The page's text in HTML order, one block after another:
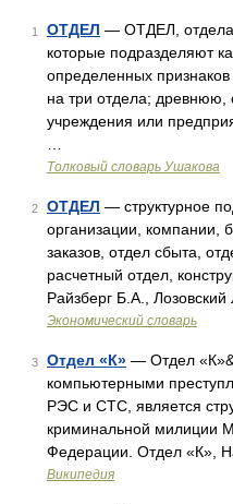
1 ОТДЕЛ — ОТДЕЛ,
которые подразделяют
определенных
на три отдела;
учреждения или
Толковый словарь Ушакова
2 ОТДЕЛ — структурное
организации, компании,
заказов, отдел сбыта,
расчетный отдел,
Райзберг Б.А.,
Экономический словарь
3 Отдел «К» — Отдел
компьютерными
РЭС и СТС, является
криминальной милиции
Федерации. Отдел «К»,
Википедия